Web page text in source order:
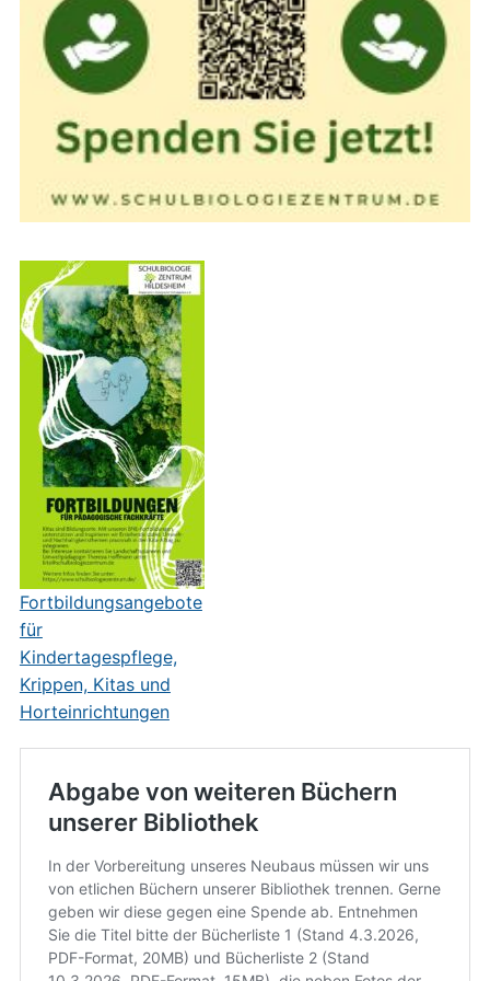
Fortbildungsangebote
für
Kindertagespflege,
Krippen, Kitas und
Horteinrichtungen